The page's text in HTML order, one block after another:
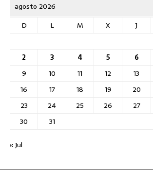
agosto 2026
D
L M X J
2
3 4 5 6
9
10 11 12 13
16
17 18 19 20
23
24 25 26 27
30
31
« Jul